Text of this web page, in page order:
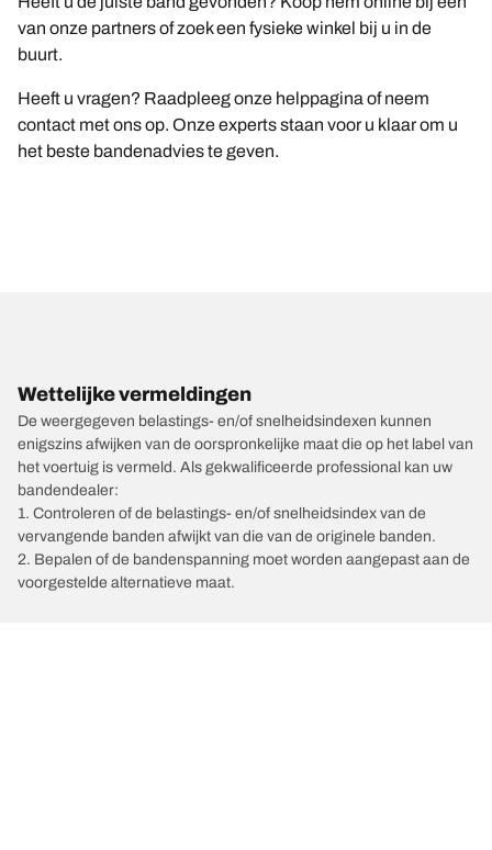
van onze partners of zoek een fysieke winkel bij u in de
buurt.
Heeft u vragen? Raadpleeg onze helppagina of neem
contact met ons op. Onze experts staan voor u klaar om u
het beste bandenadvies te geven.
Wettelijke vermeldingen
De weergegeven belastings- en/of snelheidsindexen kunnen
enigszins afwijken van de oorspronkelijke maat die op het label van
het voertuig is vermeld. Als gekwalificeerde professional kan uw
bandendealer:
1. Controleren of de belastings- en/of snelheidsindex van de
vervangende banden afwijkt van die van de originele banden.
2. Bepalen of de bandenspanning moet worden aangepast aan de
voorgestelde alternatieve maat.